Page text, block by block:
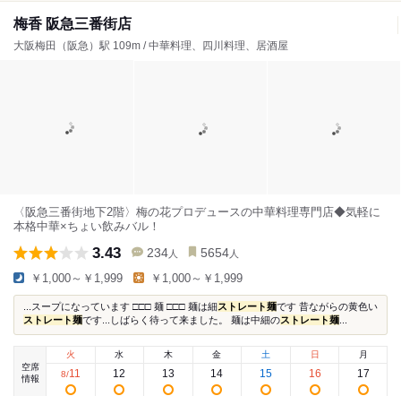
梅香 阪急三番街店
大阪梅田（阪急）駅 109m / 中華料理、四川料理、居酒屋
〈阪急三番街地下2階〉梅の花プロデュースの中華料理専門店◆気軽に
本格中華×ちょい飲みバル！
3.43 234 人 5654 人
￥1,000～￥1,999 ￥1,000～￥1,999
...スープになっています □□□ 麺 □□□ 麺は細ストレート麺です 昔ながらの黄色い
ストレート麺です...しばらく待って来ました。 麺は中細のストレート麺
空席
情報
火
8/11
水
12
木
13
金
14
土
15
日
16
月
17